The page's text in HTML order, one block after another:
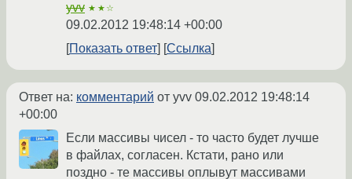
yvv ★★☆
09.02.2012 19:48:14 +00:00
Показать ответ
Ссылка
Ответ на: комментарий от yvv 09.02.2012 19:48:14
+00:00
Если массивы чисел - то часто будет лучше
в файлах, согласен. Кстати, рано или
поздно - те массивы оплывут массивами